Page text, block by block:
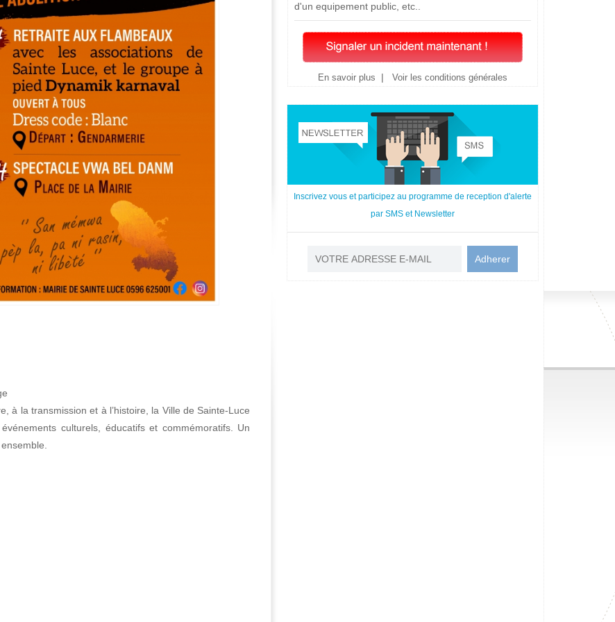
à la transmission et à l’histoire, la Ville de Sainte-Luce
culturels, éducatifs et commémoratifs. Un
d'un equipement public, etc..
En savoir plus | Voir les conditions générales
Inscrivez vous et participez au programme de reception d'alerte
par SMS et Newsletter